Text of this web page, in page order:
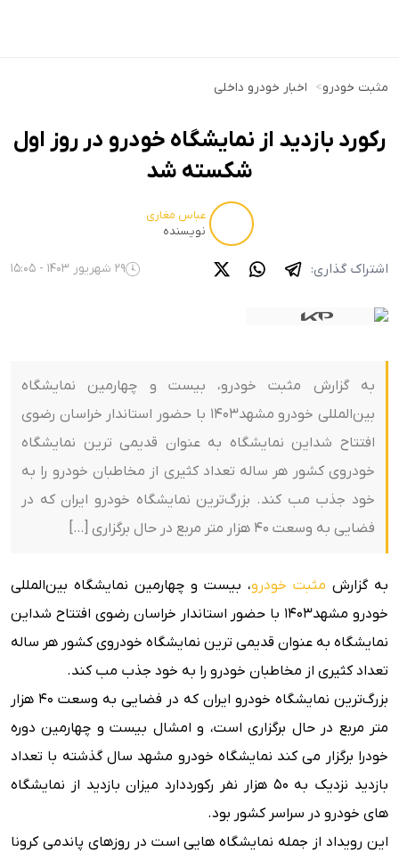
مثبت خودرو> اخبار خودرو داخلی
رکورد بازدید از نمایشگاه خودرو در روز اول
شکسته شد
عباس مغاری
نویسنده
اشتراک گذاری: 29 شهریور 1403 - 15:05
به گزارش مثبت خودرو، بیست و چهارمین نمایشگاه
بین‌المللی خودرو مشهد1403 با حضور استاندار خراسان رضوی
افتتاح شداین نمایشگاه به عنوان قدیمی ترین نمایشگاه
خودروی کشور هر ساله تعداد کثیری از مخاطبان خودرو را به
خود جذب مب کند. بزرگ‌ترین نمایشگاه خودرو ایران که در
فضایی به وسعت ۴۰ هزار متر مربع در حال برگزاری […]
به گزارش مثبت خودرو، بیست و چهارمین نمایشگاه بین‌المللی
خودرو مشهد1403 با حضور استاندار خراسان رضوی افتتاح شداین
نمایشگاه به عنوان قدیمی ترین نمایشگاه خودروی کشور هر ساله
تعداد کثیری از مخاطبان خودرو را به خود جذب مب کند.
بزرگ‌ترین نمایشگاه خودرو ایران که در فضایی به وسعت ۴۰ هزار
متر مربع در حال برگزاری است، و امشال بیست و چهارمین دوره
خودرا برگزار می کند نمایشگاه خودرو مشهد سال گذشته با تعداد
بازدید نزدیک به 50 هزار نفر رکورددارد میزان بازدید از نمایشگاه
های خودرو در سراسر کشور بود.
این رویداد از جمله نمایشگاه هایی است در روزهای پاندمی کرونا